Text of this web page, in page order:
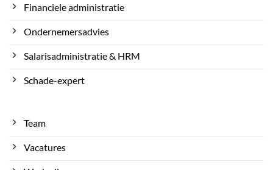
Financiele administratie
Ondernemersadvies
Salarisadministratie & HRM
Schade-expert
Team
Vacatures